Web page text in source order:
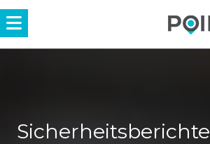
Menü
Sicherheitsberichte